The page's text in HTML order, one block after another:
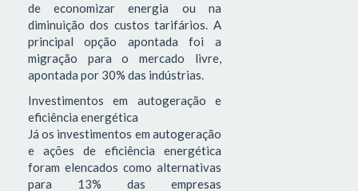
de economizar energia ou na
diminuição dos custos tarifários. A
principal opção apontada foi a
migração para o mercado livre,
apontada por 30% das indústrias.
Investimentos em autogeração e
eficiência energética
Já os investimentos em autogeração
e ações de eficiência energética
foram elencados como alternativas
para 13% das empresas